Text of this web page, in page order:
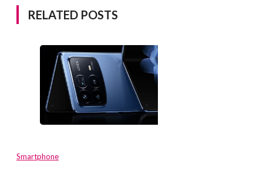
RELATED POSTS
Smartphone